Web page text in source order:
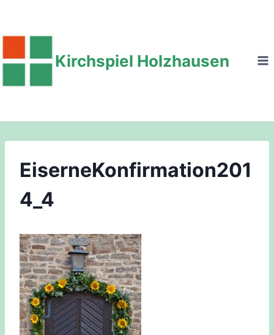
springen
Kirchspiel Holzhausen
EiserneKonfirmation201
4_4